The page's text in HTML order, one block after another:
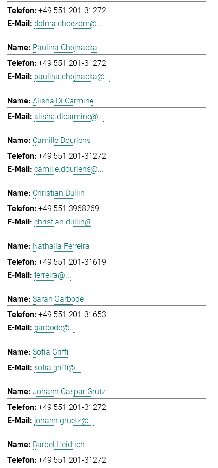
+49 551 201-31272
dolma.choezom@...
Paulina Chojnacka
+49 551 201-31272
paulina.chojnacka@...
Alisha Di Carmine
alisha.dicarmine@...
Camille Dourlens
+49 551 201-31272
camille.dourlens@...
Christian Dullin
+49 551 3968269
christian.dullin@...
Nathalia Ferreira
+49 551 201-31619
ferreira@...
Sarah Garbode
+49 551 201-31653
garbode@...
Sofia Griffi
sofia.griffi@...
Johann Caspar Grütz
+49 551 201-31272
johann.gruetz@...
Bärbel Heidrich
+49 551 201-31272